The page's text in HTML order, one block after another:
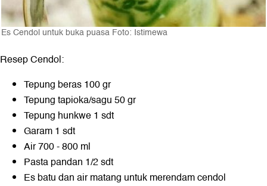
Es Cendol untuk buka puasa Foto: Istimewa
Resep Cendol:
Tepung beras 100 gr
Tepung tapioka/sagu 50 gr
Tepung hunkwe 1 sdt
Garam 1 sdt
Air 700 - 800 ml
Pasta pandan 1/2 sdt
Es batu dan air matang untuk merendam cendol